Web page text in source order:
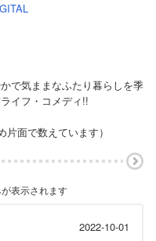
で気ままなふたり暮らしを季
イフ・コメディ!!
片面で数えています）
表示されます
2022-10-01